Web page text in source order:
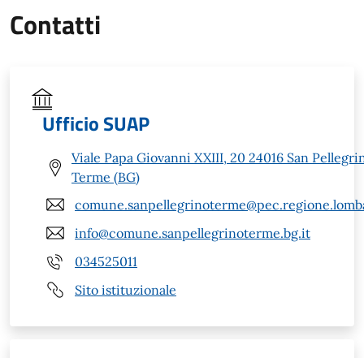
Contatti
Ufficio SUAP
Viale Papa Giovanni XXIII, 20 24016 San
Terme (BG)
info@comune.sanpellegrinoterme.bg.it
034525011
Sito istituzionale